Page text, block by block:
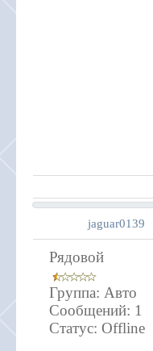
jaguar0139
Рядовой
Группа: Авто
Сообщений: 1
Статус: Offline